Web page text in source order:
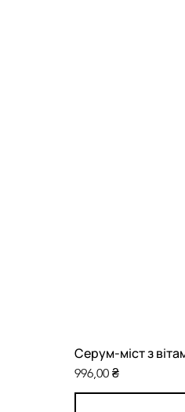
Серум-міст з
Ціна
996,00 ₴